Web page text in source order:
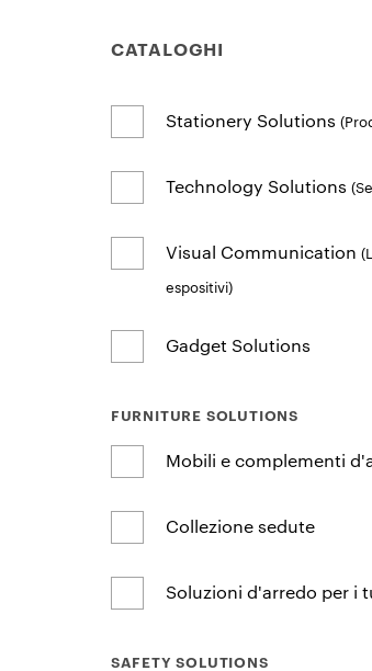
CATALOGHI
Stationery Solutions
Technology Solutions
Visual Communication
espositivi)
Gadget Solutions
FURNITURE SOLUTIONS
Mobili e complementi
Collezione sedute
Soluzioni d'arredo per i
SAFETY SOLUTIONS